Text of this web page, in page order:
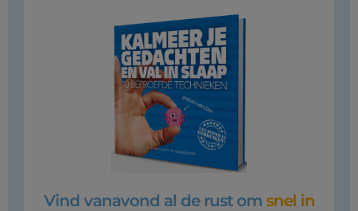
Vind vanavond al de rust om snel in